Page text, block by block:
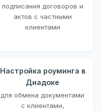
подписания договоров и
актов с частными
клиентами
Настройка роуминга в
Диадоке
для обмена документами
с клиентами,